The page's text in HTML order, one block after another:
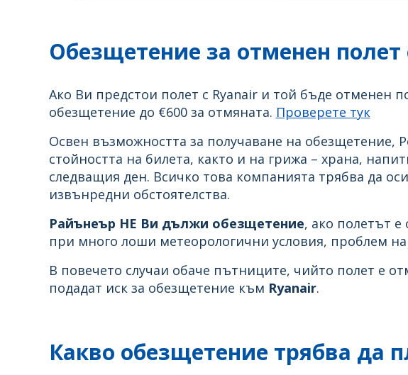
Обезщетение за отменен
Ако Ви предстои полет с Ryanair и той бъде отменен
обезщетение до €600 за отмяната. Проверете тук
Освен възможността за получаване на обезщетение,
стойността на билета, както и на грижа – храна,
следващия ден. Всичко това компанията трябва да
извънредни обстоятелства.
Райънеър НЕ Ви дължи обезщетение, ако полетът
при много лоши метеорологични условия, проблем
В повечето случаи обаче пътниците, чийто полет е
подадат иск за обезщетение към Ryanair.
Какво обезщетение трябва да